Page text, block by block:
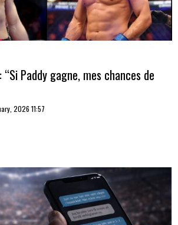
Paddy gagne, mes chances de
2026 11:57